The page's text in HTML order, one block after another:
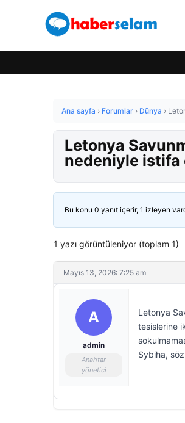
Ana sayfa › Forumlar › Dünya ›
Letonya
nedeniyle istifa
Bu konu 0 yanıt içerir, 1 izleyen
1 yazı görüntüleniyor (toplam 1)
Mayıs 13, 2026: 7:25 am
A
admin
Anahtar
yönetici
Letonya
tesislerine
Sybiha, söz